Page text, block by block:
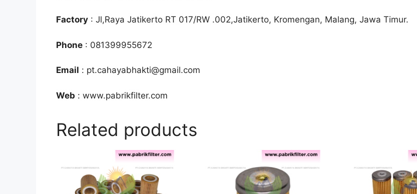
Factory : Jl,Raya Jatikerto RT 017/RW .002,Jatikerto, Kromengan, Malang, Jawa Timur.
Phone : 081399955672
Email : pt.cahayabhakti@gmail.com
Web : www.pabrikfilter.com
Related products